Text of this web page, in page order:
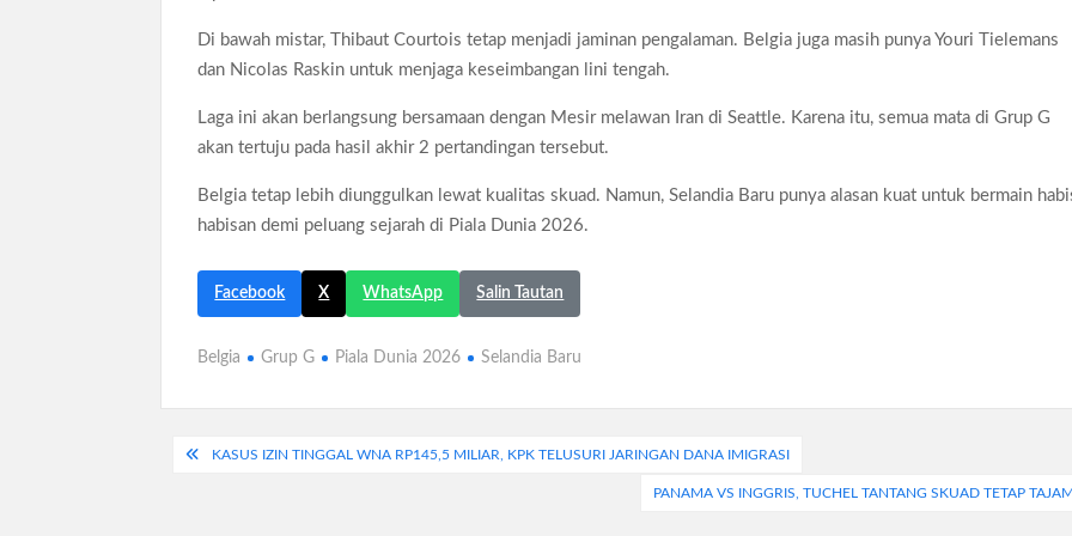
Di bawah mistar, Thibaut Courtois tetap menjadi jaminan pengalaman. Belgia juga masih punya Youri Tielemans
dan Nicolas Raskin untuk menjaga keseimbangan lini tengah.
Laga ini akan berlangsung bersamaan dengan Mesir melawan Iran di Seattle. Karena itu, semua mata di Grup G
akan tertuju pada hasil akhir 2 pertandingan tersebut.
Belgia tetap lebih diunggulkan lewat kualitas skuad. Namun, Selandia Baru punya alasan kuat untuk bermain
habisan demi peluang sejarah di Piala Dunia 2026.
Facebook X WhatsApp Salin Tautan
Belgia Grup G Piala Dunia 2026 Selandia Baru
Navigasi
KASUS IZIN TINGGAL WNA RP145,5 MILIAR, KPK TELUSURI JARINGAN DANA IMIGRASI
PANAMA VS INGGRIS, TUCHEL TANTANG SKUAD TETAP